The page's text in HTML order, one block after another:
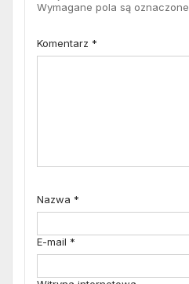
Wymagane pola są oznaczone
Komentarz *
Nazwa *
E-mail *